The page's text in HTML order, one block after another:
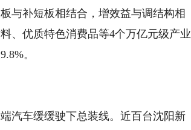
与补短板相结合，增效益与调结构相
、优质特色消费品等4个万亿元级产业
。
车缓缓驶下总装线。近百台沈阳新